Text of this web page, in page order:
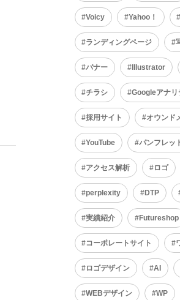
Voicy Yahoo！
ランディングページ
バナー Illustrator
チラシ Googleアナリ
採用サイト オウンド
YouTube パンフレッ
アクセス解析 ロゴ
perplexity DTP
実績紹介 Futureshop
コーポレートサイト
ロゴデザイン AI
WEBデザイン WP